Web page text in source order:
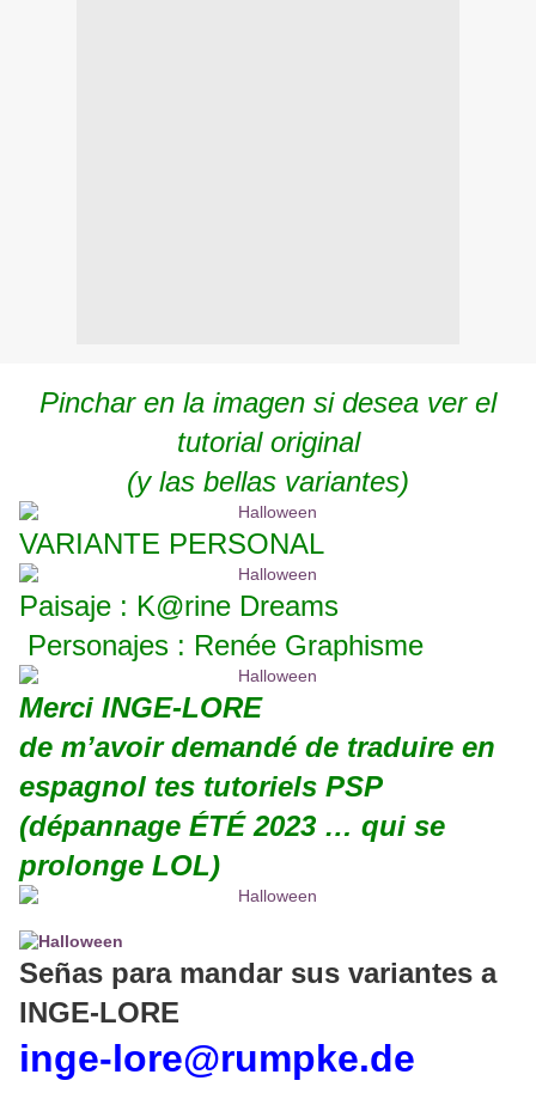
Pinchar en la imagen si desea ver el
tutorial original
(y las bellas variantes)
VARIANTE PERSONAL
Paisaje : K@rine Dreams
Personajes : Renée Graphisme
Merci INGE-LORE
de m’avoir demandé de traduire en
espagnol tes tutoriels PSP
(dépannage ÉTÉ 2023 … qui se
prolonge LOL)
Señas para mandar sus variantes a
INGE-LORE
inge-lore@rumpke.de